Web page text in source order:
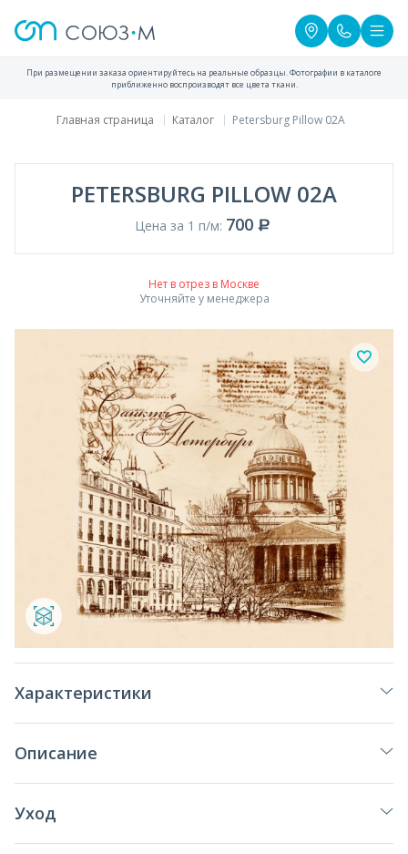
При размещении заказа ориентируйтесь на реальные образцы. Фотографии в каталоге
приближенно воспроизводят все цвета ткани.
Главная страница Каталог Petersburg Pillow 02A
PETERSBURG PILLOW 02A
Цена за 1 п/м: 700
Нет в отрез в Москве
Уточняйте у менеджера
Характеристики
Описание
Уход